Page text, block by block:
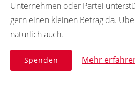
Unternehmen oder Partei
gern einen kleinen Betrag da.
natürlich auch.
Spenden Mehr